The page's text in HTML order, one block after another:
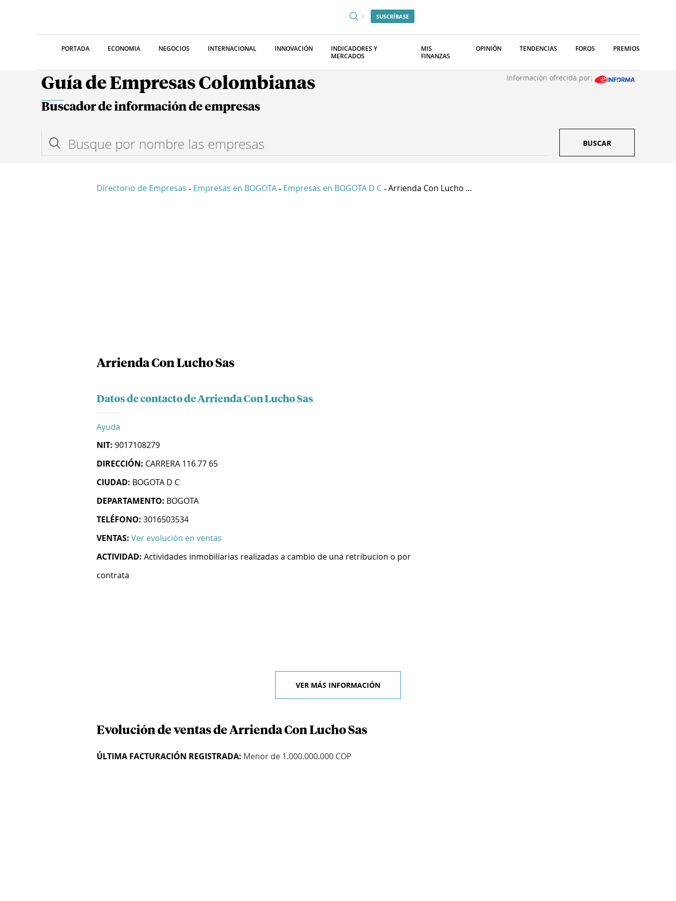
SUSCRÍBASE
PORTADA ECONOMIA NEGOCIOS INTERNACIONAL INNOVACIÓN
INDICADORES Y
MERCADOS
MIS
FINANZAS
OPINIÓN TENDENCIAS FOROS PREMIOS
Guía de Empresas Colombianas Información ofrecida por:
Buscador de información de empresas
BUSCAR
Directorio de Empresas - Empresas en BOGOTA - Empresas en BOGOTA D C - Arrienda Con Lucho ...
Arrienda Con Lucho Sas
Datos de contacto de Arrienda Con Lucho Sas
Ayuda
NIT: 9017108279
DIRECCIÓN: CARRERA 116 77 65
CIUDAD: BOGOTA D C
DEPARTAMENTO: BOGOTA
TELÉFONO: 3016503534
VENTAS: Ver evolución en ventas
ACTIVIDAD: Actividades inmobiliarias realizadas a cambio de una retribucion o por
contrata
VER MÁS INFORMACIÓN
Evolución de ventas de Arrienda Con Lucho Sas
ÚLTIMA FACTURACIÓN REGISTRADA: Menor de 1.000.000.000 COP